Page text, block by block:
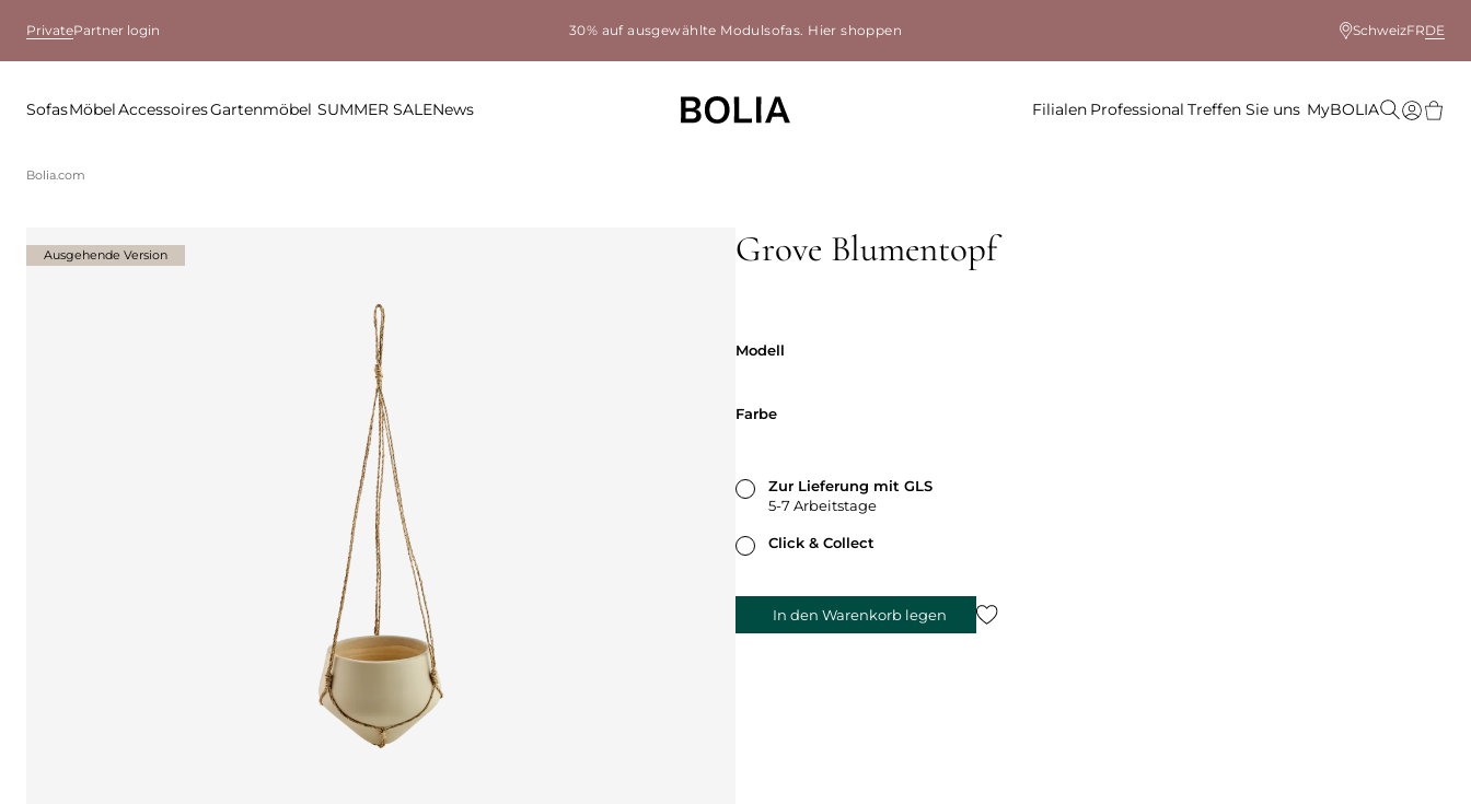
PrivatePartner login 30% auf ausgewählte Modulsofas. Hier shoppen SchweizFRDE
SofasMöbelAccessoiresGartenmöbel SUMMER SALENews Filialen Professional Treffen Sie uns MyBOLIA
Bolia.com
Grove Blumentopf
Modell
Farbe
Zur Lieferung mit GLS
5-7 Arbeitstage
Click & Collect
In den Warenkorb legen
Ausgehende Version